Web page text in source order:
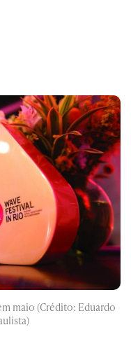
maio (Crédito: Eduardo